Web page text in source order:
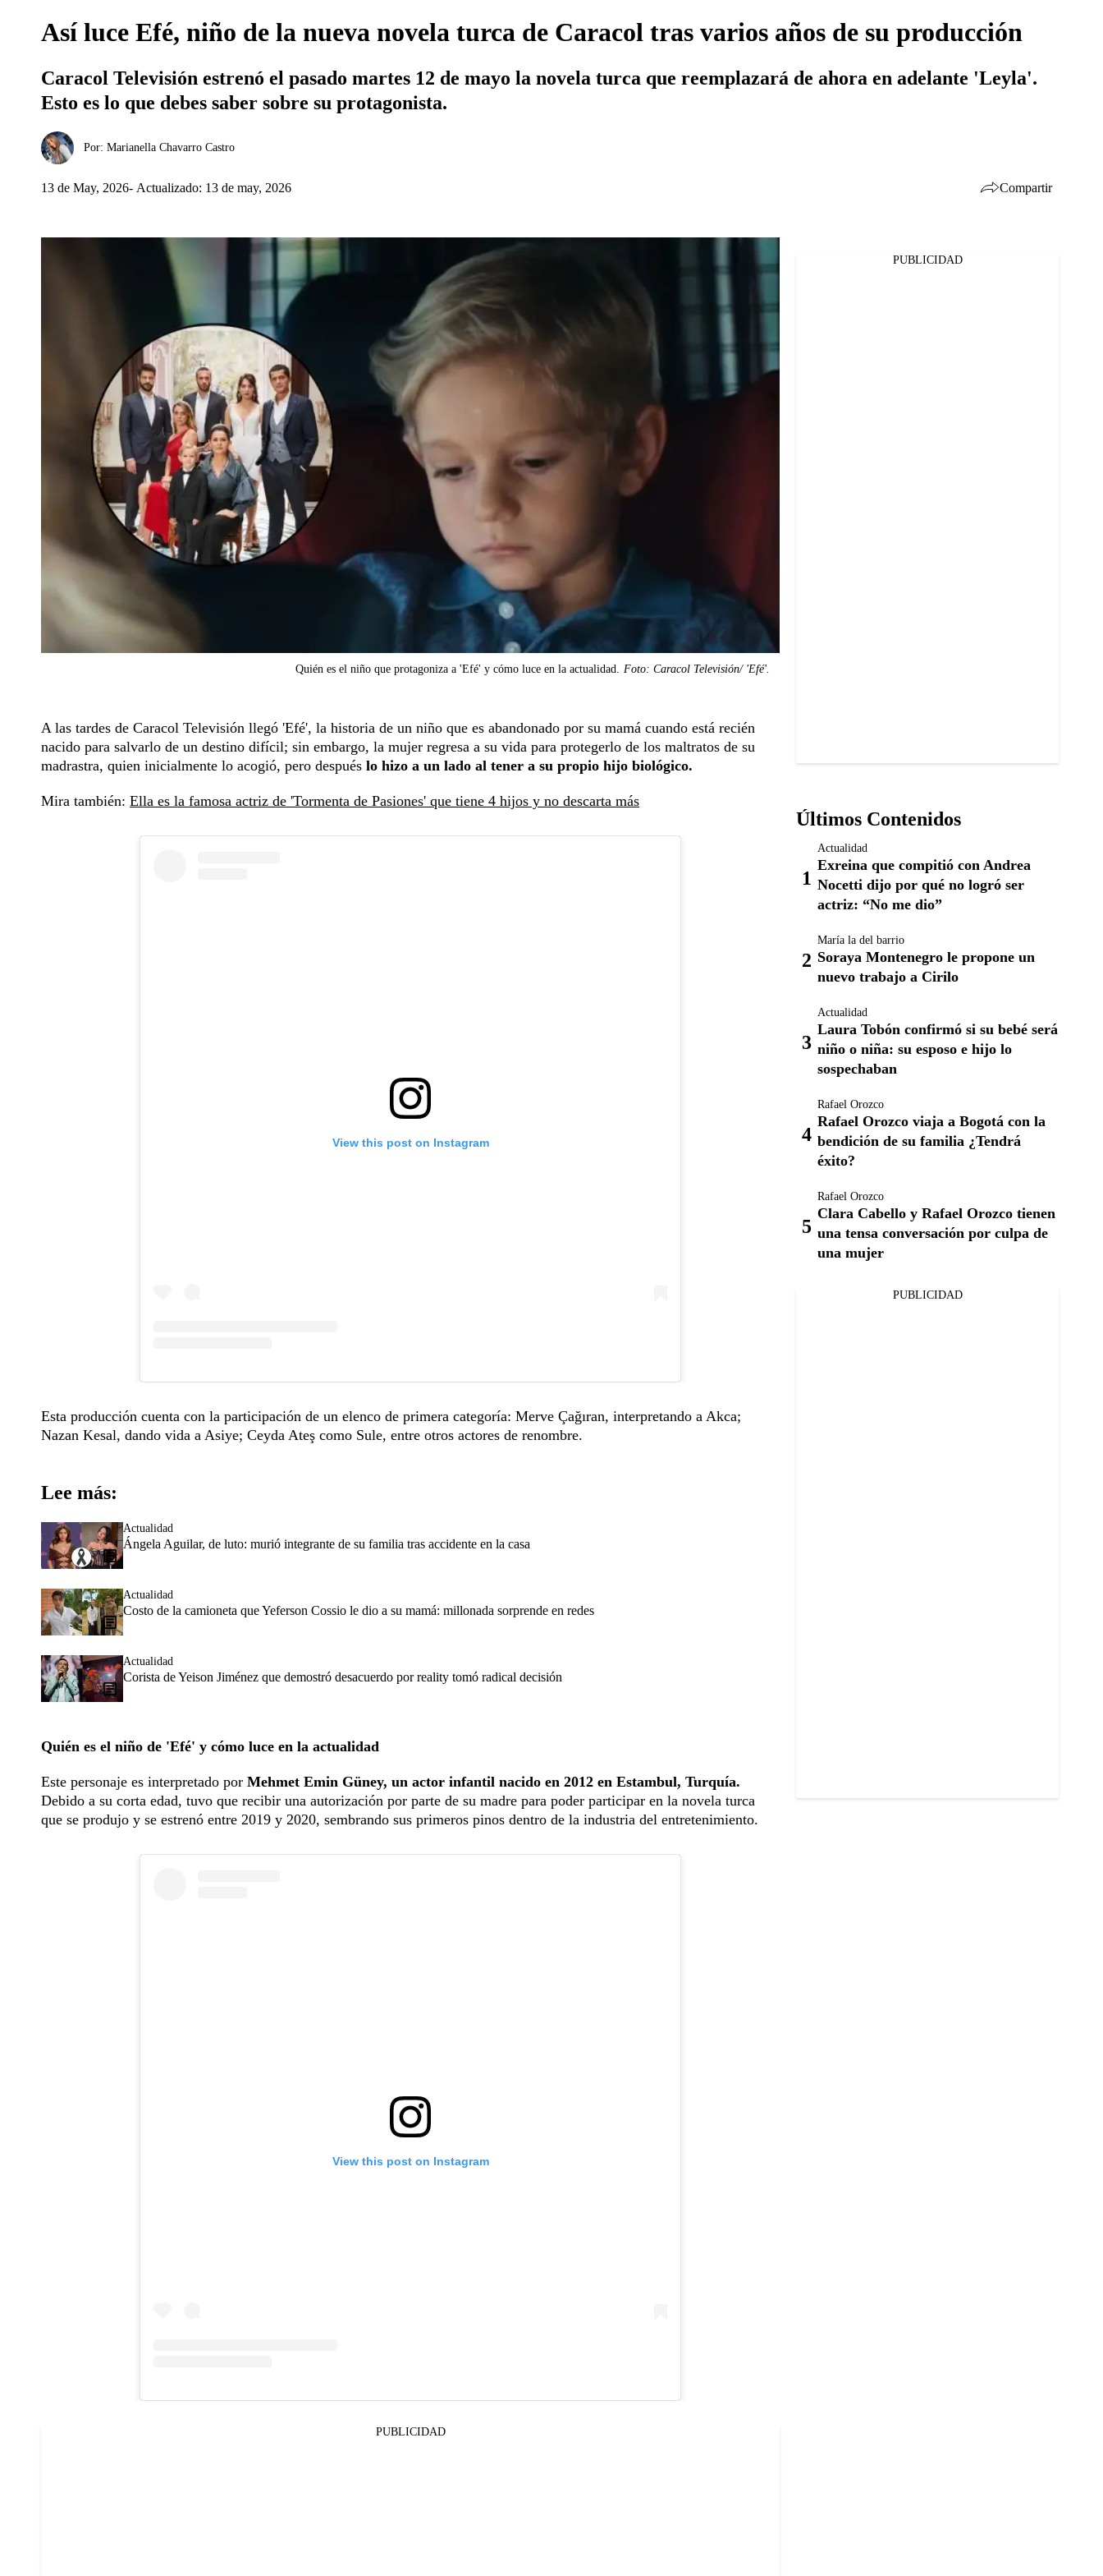
Así luce Efé, niño de la nueva novela turca de Caracol tras varios años de su producción
Caracol Televisión estrenó el pasado martes 12 de mayo la novela turca que reemplazará de ahora en adelante 'Leyla'.
Esto es lo que debes saber sobre su protagonista.
Por: Marianella Chavarro Castro
13 de May, 2026 Actualizado: 13 de may, 2026 Compartir
Facebook
Whatsapp
Quién es el niño que protagoniza a 'Efé' y cómo luce en la actualidad. Foto: Caracol Televisión/ 'Efé'.
A las tardes de Caracol Televisión llegó 'Efé', la historia de un niño que es abandonado por su mamá cuando está recién
nacido para salvarlo de un destino difícil; sin embargo, la mujer regresa a su vida para protegerlo de los maltratos de su
madrastra, quien inicialmente lo acogió, pero después lo hizo a un lado al tener a su propio hijo biológico.
Mira también: Ella es la famosa actriz de 'Tormenta de Pasiones' que tiene 4 hijos y no descarta más
View this post on Instagram
Esta producción cuenta con la participación de un elenco de primera categoría: Merve Çağıran, interpretando a Akca;
Nazan Kesal, dando vida a Asiye; Ceyda Ateş como Sule, entre otros actores de renombre.
Lee más:
Actualidad
Ángela Aguilar, de luto: murió integrante de su familia tras accidente en la casa
Actualidad
Costo de la camioneta que Yeferson Cossio le dio a su mamá: millonada sorprende en redes
Actualidad
Corista de Yeison Jiménez que demostró desacuerdo por reality tomó radical decisión
Quién es el niño de 'Efé' y cómo luce en la actualidad
Este personaje es interpretado por Mehmet Emin Güney, un actor infantil nacido en 2012 en Estambul, Turquía.
Debido a su corta edad, tuvo que recibir una autorización por parte de su madre para poder participar en la novela turca
que se produjo y se estrenó entre 2019 y 2020, sembrando sus primeros pinos dentro de la industria del entretenimiento.
View this post on Instagram
PUBLICIDAD
PUBLICIDAD
Últimos Contenidos
Actualidad
Exreina que compitió con Andrea
Nocetti dijo por qué no logró ser
actriz: “No me dio”
María la del barrio
Soraya Montenegro le propone un
nuevo trabajo a Cirilo
Actualidad
Laura Tobón confirmó si su bebé será
niño o niña: su esposo e hijo lo
sospechaban
Rafael Orozco
Rafael Orozco viaja a Bogotá con la
bendición de su familia ¿Tendrá
éxito?
Rafael Orozco
Clara Cabello y Rafael Orozco tienen
una tensa conversación por culpa de
una mujer
PUBLICIDAD